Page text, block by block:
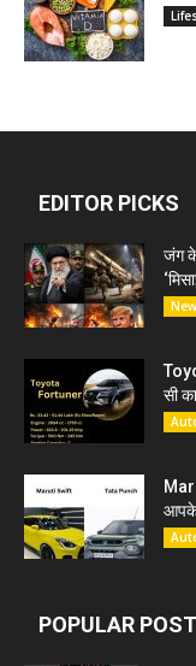
EDITOR PICKS
जंग
सी
POPULAR